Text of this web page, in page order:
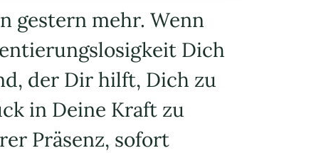
gestern mehr. Wenn
Dich
der Dir hilft, Dich zu
in Deine Kraft zu
Präsenz, sofort